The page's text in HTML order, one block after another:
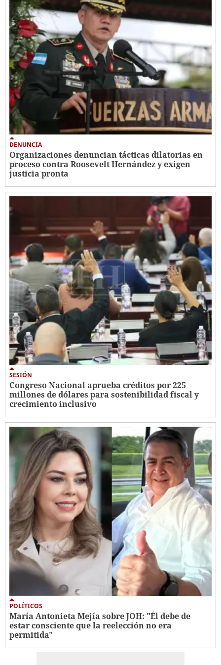
DENUNCIA
Organizaciones denuncian tácticas dilatorias en
proceso contra Roosevelt Hernández y exigen
justicia pronta
SESIÓN
Congreso Nacional aprueba créditos por 225
millones de dólares para sostenibilidad fiscal y
crecimiento inclusivo
POLÍTICOS
María Antonieta Mejía sobre JOH: "Él debe de
estar consciente que la reelección no era
permitida"